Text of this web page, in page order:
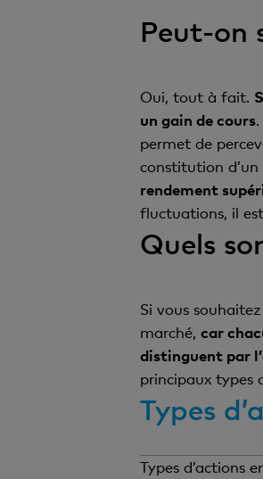
Peut-on
Oui, tout à fait.
un gain de cours.
permet de
constitution
rendement
fluctuations, il
Quels
Si vous
marché, car
distinguent par
principaux types
Types
Types d’actions